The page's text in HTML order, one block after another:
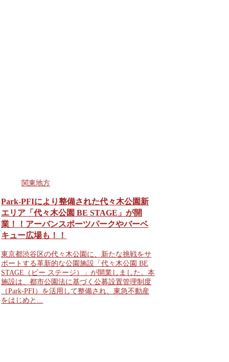
関東地方
Park-PFIにより整備された代々木公園新
エリア「代々木公園 BE STAGE」が開
業！！アーバンスポーツパークやバーベ
キュー広場も！！
東京都渋谷区の代々木公園に、新たな挑戦をサ
ポートする革新的な公園施設「代々木公園 BE
STAGE（ビー ステージ）」が開業しました。本
施設は、都市公園法に基づく公募設置管理制度
（Park-PFI）を活用して整備され、東急不動産
をはじめと...